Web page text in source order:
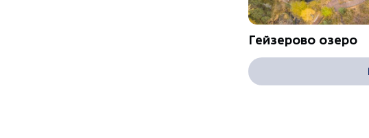
Гейзерово озеро